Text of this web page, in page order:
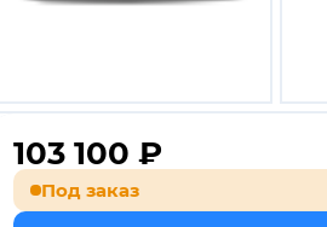
103 100 ₽
Под заказ